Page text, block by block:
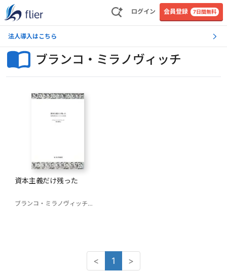
ログイン 会員登録 7日間無料
法人導入はこちら
ブランコ・ミラノヴィッチ
資本主義だけ残った
ブランコ・ミラノヴィッチ西川美樹（訳）
< 1 >